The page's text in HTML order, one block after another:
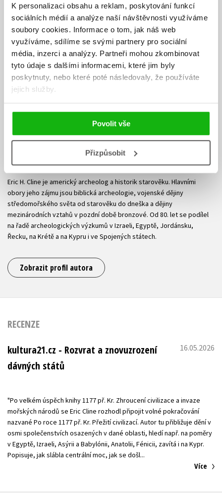
K personalizaci obsahu a reklam, poskytování funkcí
sociálních médií a analýze naší návštěvnosti využíváme
soubory cookies. Informace o tom, jak náš web
využíváme, sdílíme se svými partnery pro sociální
média, inzerci a analýzy. Partneři mohou zkombinovat
tyto údaje s dalšími informacemi, které jim byly
poskytnuty, nebo které poté následovaly, že používáte
jejich služby.
Povolit vše
Přizpůsobit
Eric H. Cline je americký archeolog a historik starověku. Hlavními
obory jeho zájmu jsou biblická archeologie, vojenské dějiny
středomořského světa od starověku do dneška a dějiny
mezinárodních vztahů v pozdní době bronzové. Od 80. let se podílel
na řadě archeologických výzkumů v Izraeli, Egyptě, Jordánsku,
Řecku, na Krétě a na Kypru i ve Spojených státech.
Zobrazit profil autora
RECENZE
kultura21.cz - Rozvrat a znovuzrození
dávných států
16.05.2026
"Po velkém úspěch knihy 1177 př. Kr. Zhroucení civilizace a invaze
mořských národů se Eric Cline rozhodl připojit volné pokračování
nazvané Po roce 1177 př. Kr. Přežití civilizací. Autor tu přibližuje dění v
osmi společenstvích osazených v dané oblasti, hledí např. na poměry
v Egyptě, Izraeli, Asýrii a Babylónii, Anatolii, Fénicii, zavítá i na Kypr.
Více